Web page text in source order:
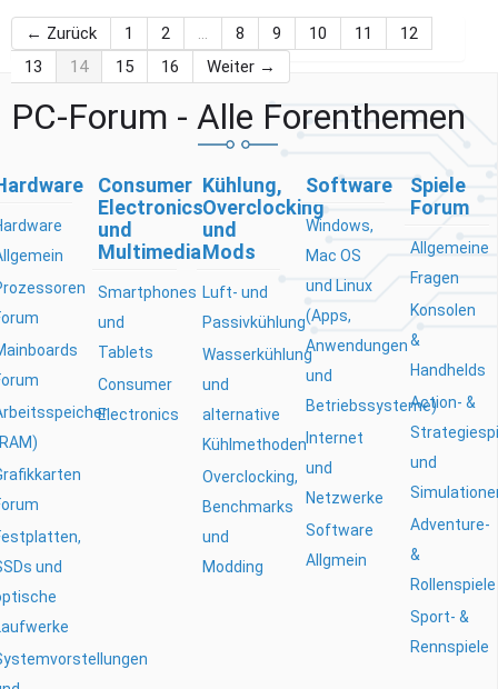
← Zurück 1 2 … 8 9 10 11
12
13
14 15 16 Weiter →
PC-Forum - Alle Forenthemen
und
Consumer
Electronics
und
Multimedia
Smartphones
und
Tablets
Consumer
Electronics
Kühlung,
Overclocking
und
Mods
Luft- und
Passivkühlung
Wasserkühlung
und
alternative
Kühlmethoden
Overclocking,
Benchmarks
und
Modding
Software
Windows,
Mac OS
und Linux
(Apps,
Anwendungen
und
Betriebssysteme)
Internet
und
Netzwerke
Software
Allgmein
Spiele
Forum
Allgemeine
Fragen
Konsolen
&
Handhelds
Action- &
und
Adventure-
&
Rollenspiele
Sport- &
Rennspiele